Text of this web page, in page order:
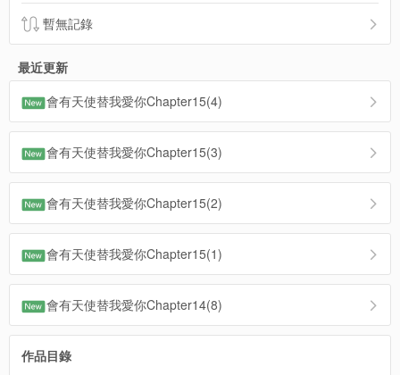
暫無記錄
最近更新
會有天使替我愛你Chapter15(4)
會有天使替我愛你Chapter15(3)
會有天使替我愛你Chapter15(2)
會有天使替我愛你Chapter15(1)
會有天使替我愛你Chapter14(8)
作品目錄